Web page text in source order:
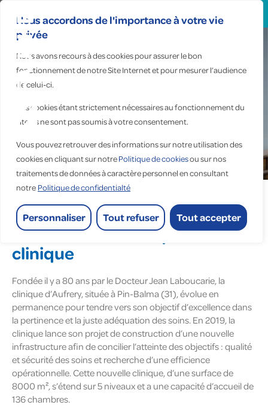
Nous accordons de l'importance à votre vie
privée
Nous avons recours à des cookies pour assurer le bon
fonctionnement de notre Site Internet et pour mesurer l’audience
de celui-ci.
Ces cookies étant strictement nécessaires au fonctionnement du
site, ils ne sont pas soumis à votre consentement.
Vous pouvez retrouver des informations sur notre utilisation des
cookies en cliquant sur notrePolitique de cookiesou sur nos
traitements de données à caractère personnel en consultant
notre Politique de confidentialté
Personnaliser Tout refuser Tout accepter
Pin-Balma | Occitanie
Pitch Promotion, Espagno
Milani, Artelia
Clinique d’Aufrery
Accueil > Réalisations > Clinique d’Aufrery
Installation électrique d’une
clinique
Fondée il y a 80 ans par le Docteur Jean Laboucarie, la
clinique d’Aufrery, située à Pin-Balma (31), évolue en
permanence pour tendre vers son objectif d’excellence dans
la pertinence et la juste adéquation des soins. En 2019, la
clinique lance son projet de construction d’une nouvelle
infrastructure afin de concilier l’atteinte des objectifs : qualité
et sécurité des soins et recherche d’une efficience
opérationnelle. Cette nouvelle clinique, d’une surface de
8000 m², s’étend sur 5 niveaux et a une capacité d’accueil de
136 chambres.